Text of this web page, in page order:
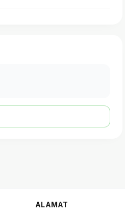
ALAMAT